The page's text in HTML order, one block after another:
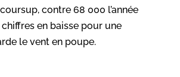
contre 68 000 l’année
en baisse pour une
le vent en poupe.